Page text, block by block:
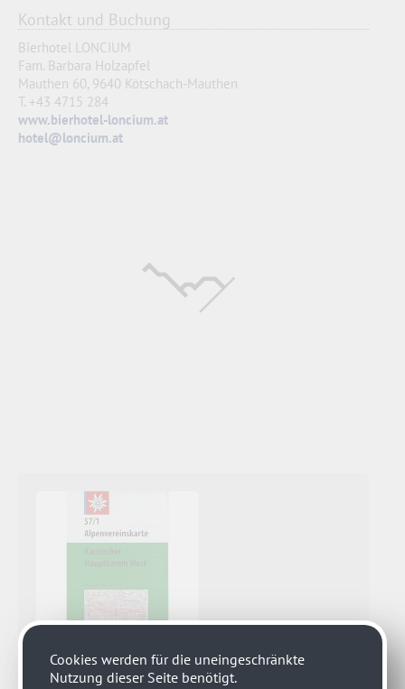
Kontakt und Buchung
Bierhotel LONCIUM
Fam. Barbara Holzapfel
Mauthen 60, 9640 Kötschach-Mauthen
T. +43 4715 284
www.bierhotel-loncium.at
hotel@loncium.at
Cookies werden für die uneingeschränkte
Nutzung dieser Seite benötigt.